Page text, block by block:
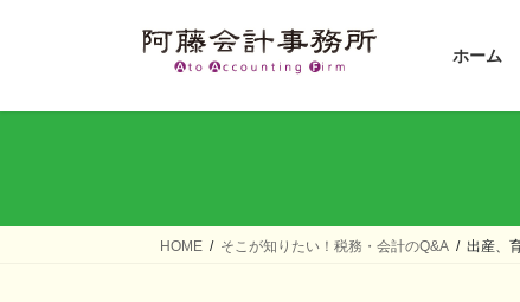
ホーム
HOME そこが知りたい！税務・会計のQ&A 出産、